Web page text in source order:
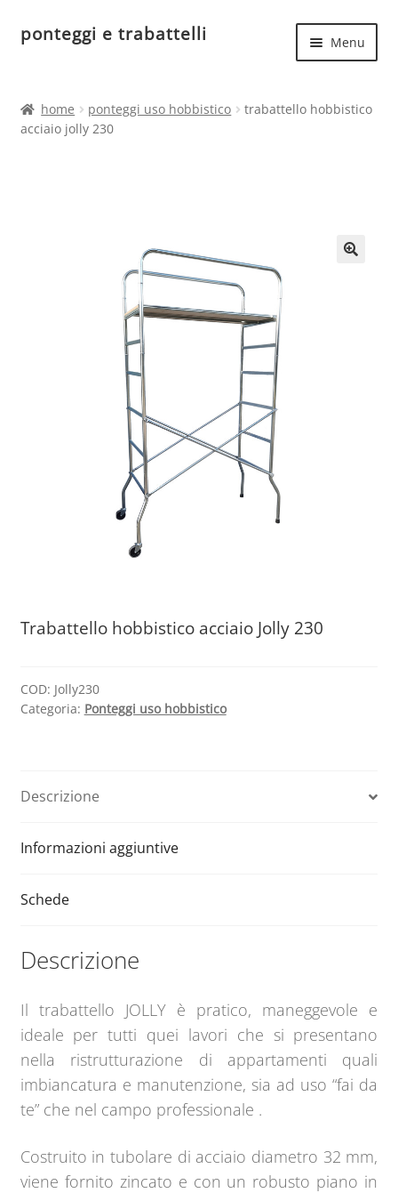
Vai
Vai
ponteggi e trabattelli Menu
il
Ponteggi in acciaio
child
home ponteggi uso hobbistico
trabattello hobbistico
acciaio jolly 230
Trabattello hobbistico acciaio Jolly 230
COD: Jolly230
Categoria: Ponteggi uso hobbistico
Descrizione
Informazioni aggiuntive
Schede
Descrizione
Il trabattello JOLLY è pratico, maneggevole e
ideale per tutti quei lavori che si presentano
nella ristrutturazione di appartamenti quali
imbiancatura e manutenzione, sia ad uso “fai da
te” che nel campo professionale .
Costruito in tubolare di acciaio diametro 32 mm,
viene fornito zincato e con un robusto piano in